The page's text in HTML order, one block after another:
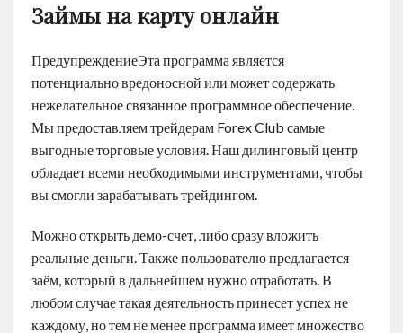
Займы на карту онлайн
ПредупреждениеЭта программа является
потенциально вредоносной или может содержать
нежелательное связанное программное обеспечение.
Мы предоставляем трейдерам Forex Club самые
выгодные торговые условия. Наш дилинговый центр
обладает всеми необходимыми инструментами, чтобы
вы смогли зарабатывать трейдингом.
Можно открыть демо-счет, либо сразу вложить
реальные деньги. Также пользователю предлагается
заём, который в дальнейшем нужно отработать. В
любом случае такая деятельность принесет успех не
каждому, но тем не менее программа имеет множество